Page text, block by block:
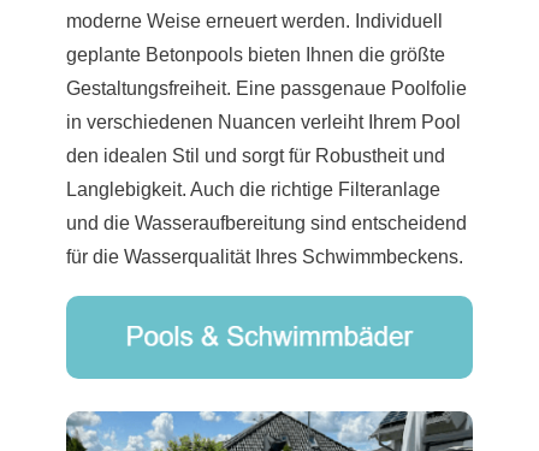
moderne Weise erneuert werden. Individuell
geplante Betonpools bieten Ihnen die größte
Gestaltungsfreiheit. Eine passgenaue Poolfolie
in verschiedenen Nuancen verleiht Ihrem Pool
den idealen Stil und sorgt für Robustheit und
Langlebigkeit. Auch die richtige Filteranlage
und die Wasseraufbereitung sind entscheidend
für die Wasserqualität Ihres Schwimmbeckens.